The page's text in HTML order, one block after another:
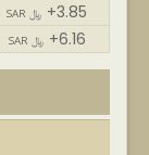
SAR ﷼ +3.85
SAR ﷼ +6.16